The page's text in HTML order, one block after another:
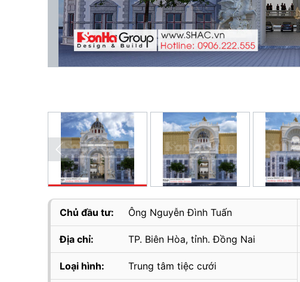
Chủ đầu tư: Ông Nguyễn Đình Tuấn
Địa chỉ: TP. Biên Hòa, tỉnh. Đồng Nai
Loại hình: Trung tâm tiệc cưới